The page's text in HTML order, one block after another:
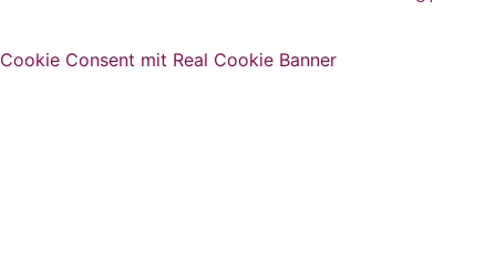
Cookie Consent mit Real Cookie Banner